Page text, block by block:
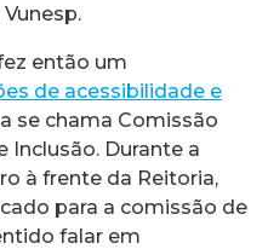
então um
de acessibilidade e
se chama Comissão
Inclusão. Durante a
à frente da Reitoria,
para a comissão de
falar em